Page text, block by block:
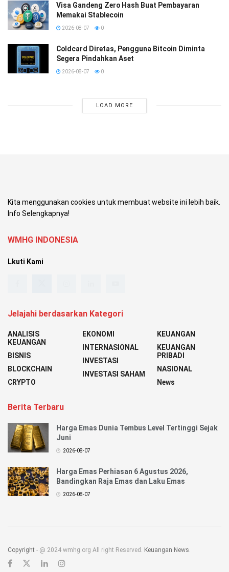
Visa Gandeng Zero Hash Buat Pembayaran
Memakai Stablecoin
2026-08-07 0
Coldcard Diretas, Pengguna Bitcoin Diminta
Segera Pindahkan Aset
2026-08-07 0
LOAD MORE
Kita menggunakan cookies untuk membuat website ini lebih baik.
Info Selengkapnya!
WMHG INDONESIA
Lkuti Kami
Jelajahi berdasarkan Kategori
ANALISIS
KEUANGAN
BISNIS
BLOCKCHAIN
CRYPTO
EKONOMI
INTERNASIONAL
INVESTASI
INVESTASI SAHAM
KEUANGAN
KEUANGAN
PRIBADI
NASIONAL
News
Berita Terbaru
Harga Emas Dunia Tembus Level Tertinggi Sejak
Juni
2026-08-07
Harga Emas Perhiasan 6 Agustus 2026,
Bandingkan Raja Emas dan Laku Emas
2026-08-07
Copyright - @ 2024 wmhg.org All right Reserved. Keuangan News